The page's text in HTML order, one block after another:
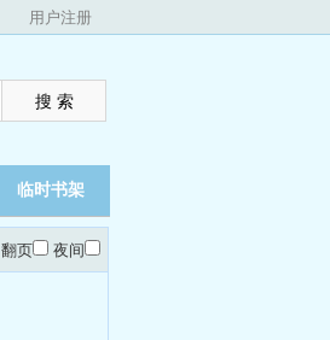
用户注册
临时书架
翻页 夜间